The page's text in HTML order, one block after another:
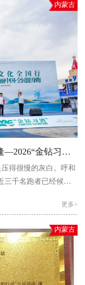
内蒙古
草色连天处起跑，敕勒长风里相逢—2026“金钻习酒”美丽中国·全民健身跑（内蒙古·呼和浩特站）
得很慢的灰白。呼和
三千名跑者已经候在
举着手机记录..
更多>
内蒙古